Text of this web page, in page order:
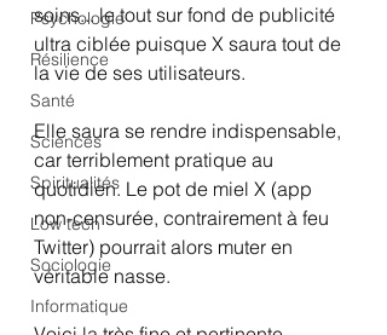
Psychologie
Résilience
Santé
Sciences
Spiritualités
Low tech
Sociologie
Informatique
soins... le tout sur fond de publicité
ultra ciblée puisque X saura tout de
la vie de ses utilisateurs.
Elle saura se rendre indispensable,
car terriblement pratique au
quotidien. Le pot de miel X (app
non-censurée, contrairement à feu
Twitter) pourrait alors muter en
véritable nasse.